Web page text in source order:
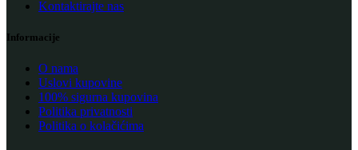
Kontaktirajte nas
Informacije
O nama
Uslovi kupovine
100% sigurna kupovina
Politika privatnosti
Politika o kolačićima